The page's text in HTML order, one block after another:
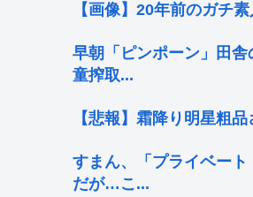
【画像】20年前のガチ
早朝「ピンポーン」田
童搾取...
【悲報】霜降り明星粗
すまん、「プライベー
だが…こ...